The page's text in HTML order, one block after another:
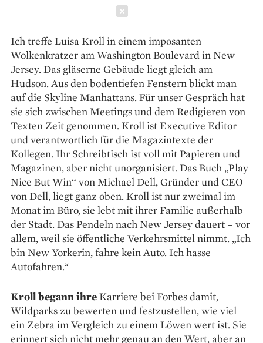
Ich treffe Luisa Kroll in einem imposanten
Wolkenkratzer am Washington Boulevard in New
Jersey. Das gläserne Gebäude liegt gleich am
Hudson. Aus den bodentiefen Fenstern blickt man
auf die Skyline Manhattans. Für unser Gespräch hat
sie sich zwischen Meetings und dem Redigieren von
Texten Zeit genommen. Kroll ist Executive Editor
und verantwortlich für die Magazintexte der
Kollegen. Ihr Schreibtisch ist voll mit Papieren und
Magazinen, aber nicht unorganisiert. Das Buch „Play
Nice But Win“ von Michael Dell, Gründer und CEO
von Dell, liegt ganz oben. Kroll ist nur zweimal im
Monat im Büro, sie lebt mit ihrer Familie außerhalb
der Stadt. Das Pendeln nach New Jersey dauert – vor
allem, weil sie öffentliche Verkehrsmittel nimmt. „Ich
bin New Yorkerin, fahre kein Auto. Ich hasse
Autofahren.“
Kroll begann ihreKarriere bei Forbes damit,
Wildparks zu bewerten und festzustellen, wie viel
ein Zebra im Vergleich zu einem Löwen wert ist. Sie
erinnert sich nicht mehr genau an den Wert, aber an